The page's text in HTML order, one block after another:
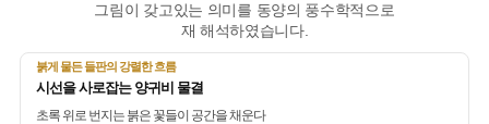
그림이 갖고있는 의미를 동양의 풍수학적으로
재 해석하였습니다.
붉게 물든 들판의 강렬한 흐름
시선을 사로잡는 양귀비 물결
초록 위로 번지는 붉은 꽃들이 공간을 채운다